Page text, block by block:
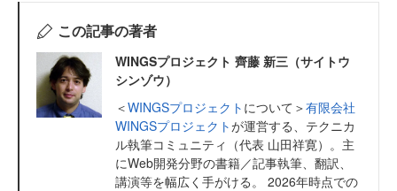
この記事の著者
WINGSプロジェクト 齊藤 新三（サイトウ
シンゾウ）
＜WINGSプロジェクト について＞有限会社
WINGSプロジェクトが運営する、テクニカ
ル執筆コミュニティ（代表 山田祥寛）。主
にWeb開発分野の書籍／記事執筆、翻訳、
講演等を幅広く手がける。 2026年時点での